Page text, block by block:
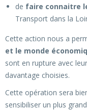
de faire connaitre
Transport dans la
Cette action nous a
et le monde
sont en rupture avec
davantage choisies.
Cette opération sera
sensibiliser un plus